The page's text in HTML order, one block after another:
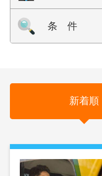
条 件
新着順